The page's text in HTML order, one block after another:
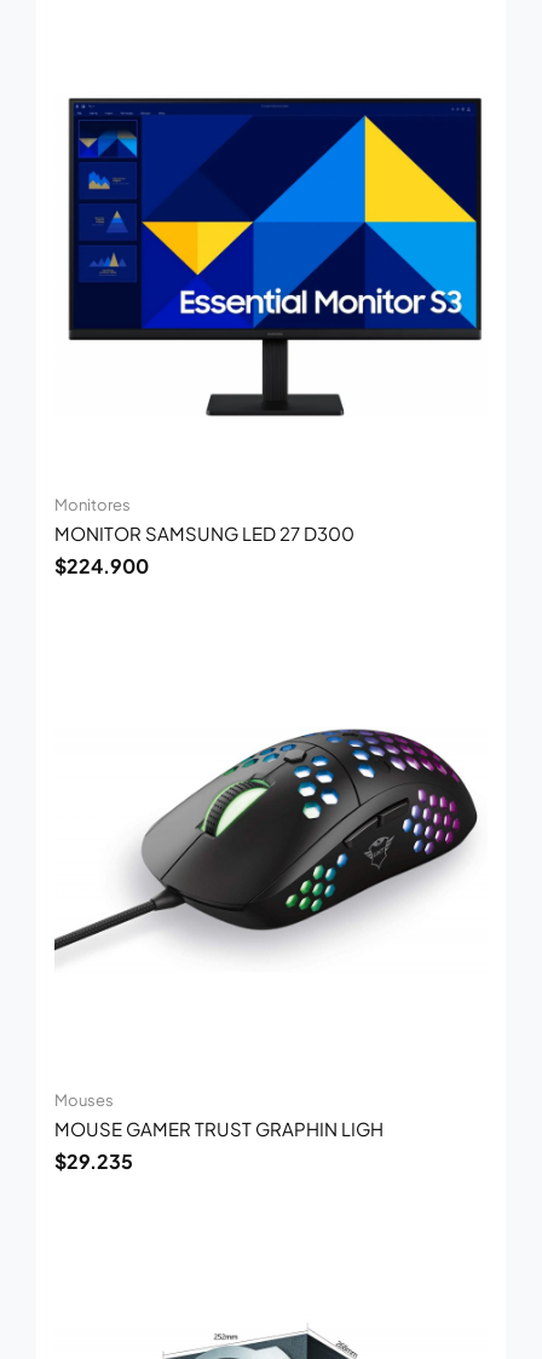
Monitores
MONITOR SAMSUNG LED 27 D300
$224.900
Mouses
MOUSE GAMER TRUST GRAPHIN LIGH
$29.235